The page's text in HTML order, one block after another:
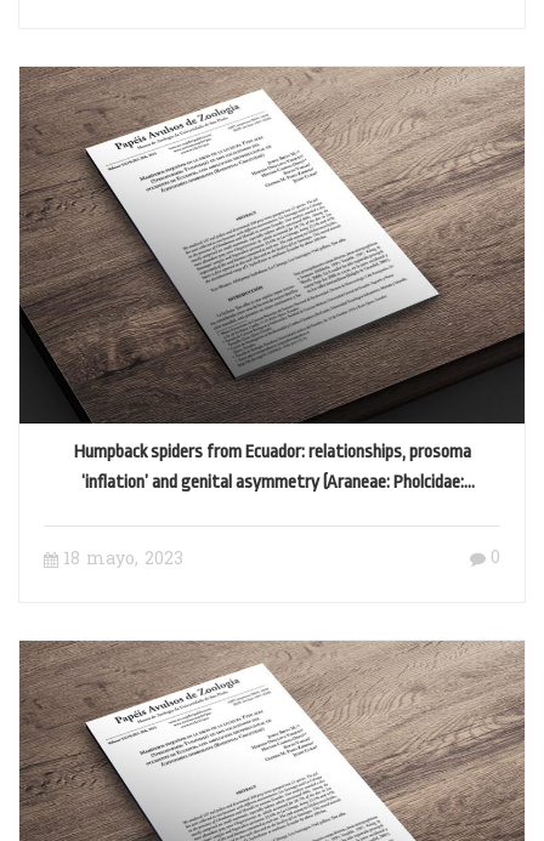
Humpback spiders from Ecuador: relationships, prosoma
‘inflation’ and genital asymmetry (Araneae: Pholcidae:
18 mayo, 2023 0